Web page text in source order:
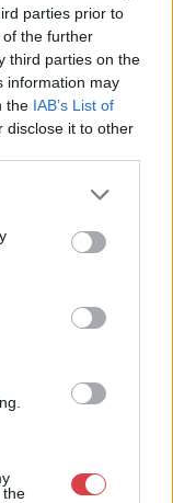
parties prior to
the further
third parties on the
information may
the IAB’s List of
disclose it to other
the
2023-02-
GRAFIKA